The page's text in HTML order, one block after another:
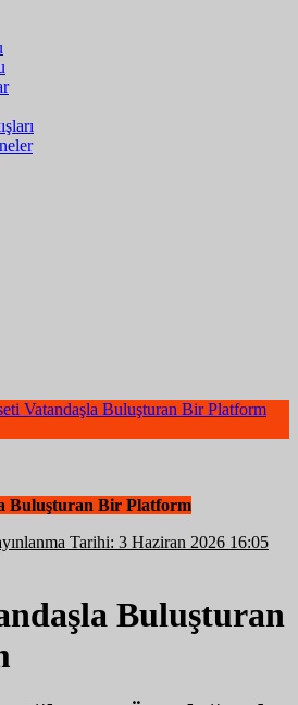
Vatandaşla Buluşturan Bir Platform
Buluşturan Bir Platform
Yayınlanma Tarihi: 3 Haziran 2026 16:05
Buluşturan